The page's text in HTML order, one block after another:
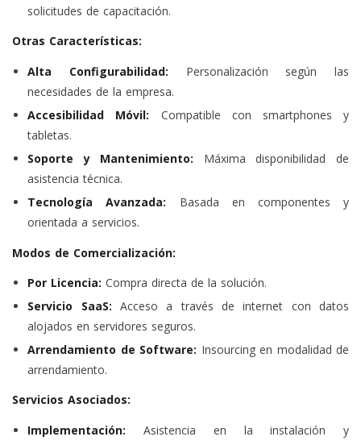
solicitudes de capacitación.
Otras Características:
Alta Configurabilidad: Personalización según las
necesidades de la empresa.
Accesibilidad Móvil: Compatible con smartphones y
tabletas.
Soporte y Mantenimiento: Máxima disponibilidad de
asistencia técnica.
Tecnología Avanzada: Basada en componentes y
orientada a servicios.
Modos de Comercialización:
Por Licencia: Compra directa de la solución.
Servicio SaaS: Acceso a través de internet con datos
alojados en servidores seguros.
Arrendamiento de Software: Insourcing en modalidad de
arrendamiento.
Servicios Asociados:
Implementación: Asistencia en la instalación y